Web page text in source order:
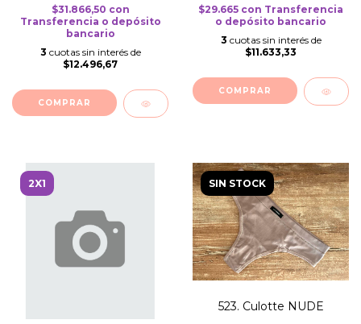
$31.866,50 con
Transferencia o depósito
bancario
3 cuotas sin interés de
$12.496,67
COMPRAR
$29.665 con Transferencia
o depósito bancario
3 cuotas sin interés de
$11.633,33
COMPRAR
2X1 SIN STOCK
523. Culotte NUDE